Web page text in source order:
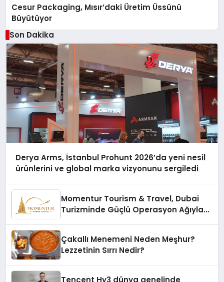
Cesur Packaging, Mısır’daki Üretim Üssünü
Büyütüyor
Son Dakika
Derya Arms, İstanbul Prohunt 2026’da yeni nesil
ürünlerini ve global marka vizyonunu sergiledi
Momentur Tourism & Travel, Dubai
Turizminde Güçlü Operasyon Ağıyla
Çakallı Menemeni Neden Meşhur?
Lezzetinin Sırrı Nedir?
Tencent Hy3 dünya genelinde